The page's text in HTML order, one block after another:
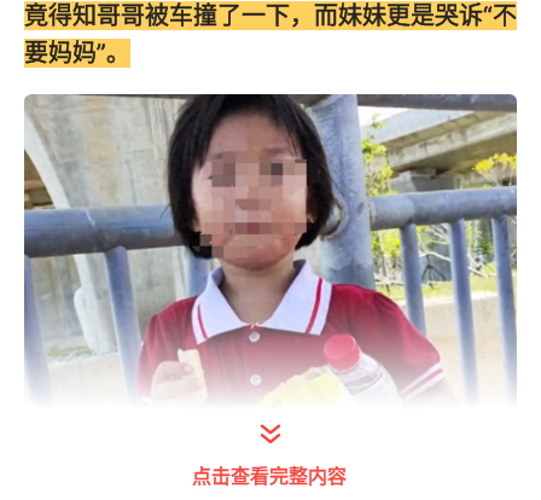
竟得知哥哥被车撞了一下，而妹妹更是哭诉“不
要妈妈”。
点击查看完整内容